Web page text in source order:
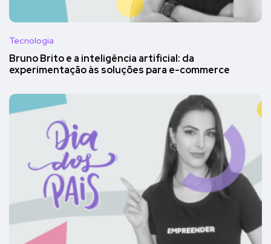
Tecnologia
Bruno Brito e a inteligência artificial: da
experimentação às soluções para e-commerce